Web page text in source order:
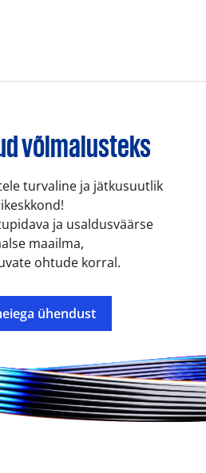
võimalusteks
turvaline ja jätkusuutlik
ja usaldusväärse
maailma,
ohtude korral.
ühendust